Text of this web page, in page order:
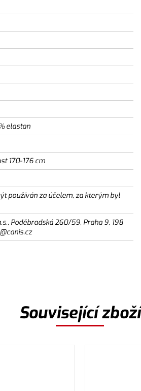
elastan
170-176 cm
používán za účelem, za kterým byl
Poděbradská 260/59, Praha 9, 198
Související zboží